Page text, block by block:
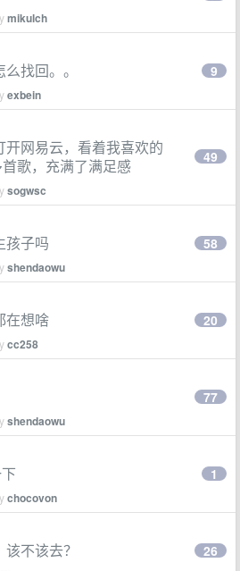
mikulch
找回。。
exbein
9
网易云，看着我喜欢的
歌，充满了满足感
sogwsc
49
孩子吗
shendaowu
58
在想啥
cc258
20
shendaowu
77
chocovon
1
不该去？ 26